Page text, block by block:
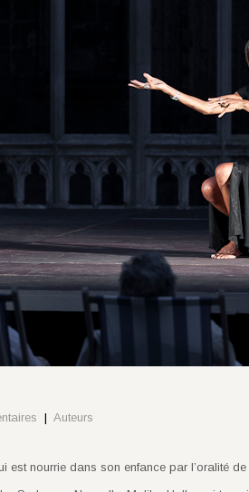
| Auteurs
est nourrie dans son enfance par l’oralité